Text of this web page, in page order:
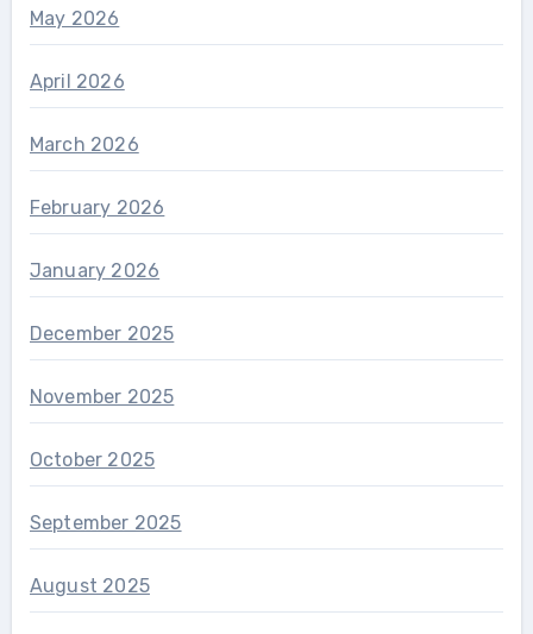
May 2026
April 2026
March 2026
February 2026
January 2026
December 2025
November 2025
October 2025
September 2025
August 2025